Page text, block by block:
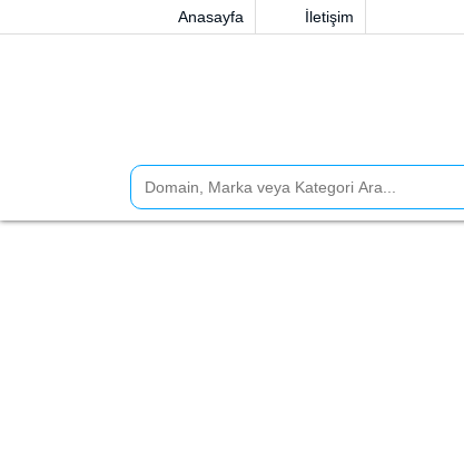
Anasayfa İletişim